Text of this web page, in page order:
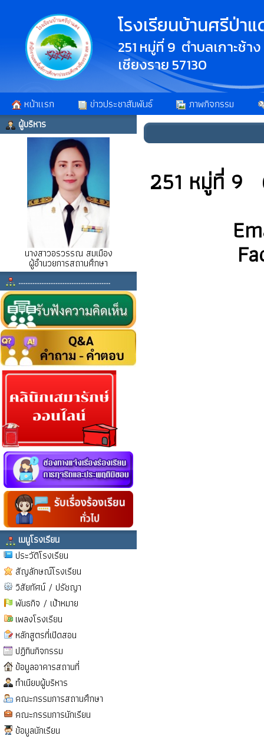
โรงเรียนบ้านศรีป่า
251 หมู่ที่ 9 ตำบลเกาะช้า
เชียงราย 57130
หน้าเเรก ข่าวประชาสัมพันธ์ ภาพกิจกรรม
ผู้บริหาร
นางสาวอรวรรณ สมเมือง
ผู้อำนวยการสถานศึกษา
....................................................
เมนูโรงเรียน
ประวัติโรงเรียน
สัญลักษณ์โรงเรียน
วิสัยทัศน์ / ปรัชญา
พันธกิจ / เป้าหมาย
เพลงโรงเรียน
หลักสูตรที่เปิดสอน
ปฏิทินกิจกรรม
ข้อมูลอาคารสถานที่
ทำเนียบผู้บริหาร
คณะกรรมการสถานศึกษา
คณะกรรมการนักเรียน
ข้อมูลนักเรียน
251 หมู่ที่ 9